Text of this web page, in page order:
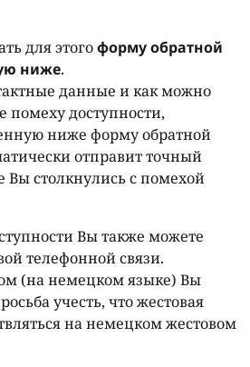
для этогоформу обратной
ниже.
данные и как можно
доступности,
ниже форму обратной
отправит точный
Вы столкнулись с помехой
Вы также можете
телефонной связи.
(на немецком языке) Вы
учесть, что жестовая
на немецком жестовом